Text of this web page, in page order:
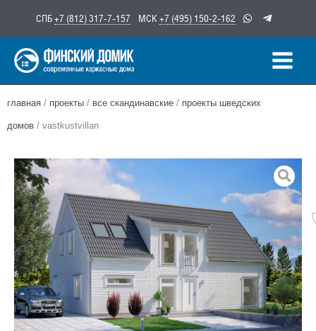
содержимому
СПБ+7 (812) 317-7-157 МСК +7 (495) 150-2-162
главная / проекты / все скандинавские / проекты шведских
домов / vastkustvillan